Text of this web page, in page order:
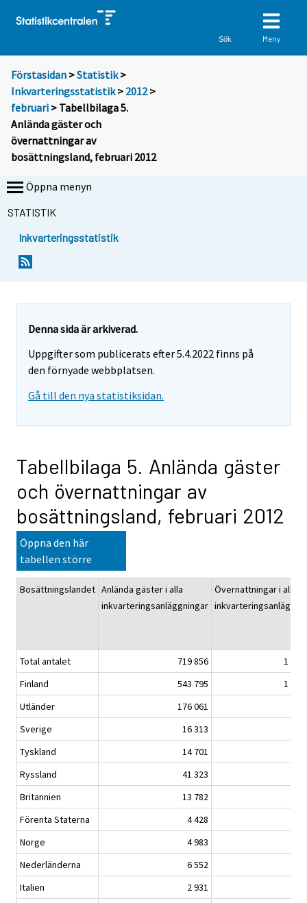
Sök Meny
Förstasidan >Statistik >
Inkvarteringsstatistik> 2012>
februari > Tabellbilaga 5.
Anlända gäster och
övernattningar av
bosättningsland, februari 2012
Öppna menyn
STATISTIK
Inkvarteringsstatistik
Denna sida är arkiverad.
Uppgifter som publicerats efter 5.4.2022 finns på
den förnyade webbplatsen.
Gå till den nya statistiksidan.
Tabellbilaga 5. Anlända gäster
och övernattningar av
bosättningsland, februari 2012
Öppna den här
tabellen större
Bosättningslandet Anlända gäster i alla
inkvarteringsanläggningar
Övernattningar i alla
Total antalet 719 856
1
Finland
543 795
1
Utländer
176 061
Sverige
16 313
Tyskland
14 701
Ryssland
41 323
Britannien
13 782
Förenta Staterna
4 428
Norge
4 983
Nederländerna
6 552
Italien
2 931